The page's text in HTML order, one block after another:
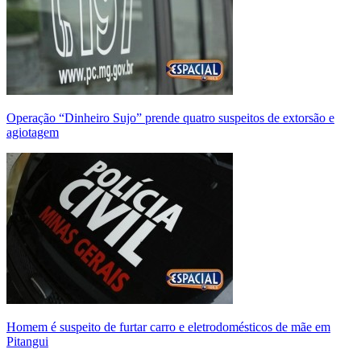
Operação “Dinheiro Sujo” prende quatro suspeitos de extorsão e
agiotagem
Homem é suspeito de furtar carro e eletrodomésticos de mãe em
Pitangui